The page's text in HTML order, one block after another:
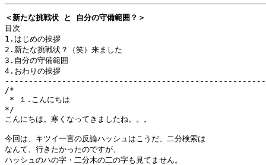
＜新たな挑戦状 と 自分の守備範囲？＞
目次
1.はじめの挨拶
2.新たな挑戦状？（笑）来ました
3.自分の守備範囲
4.おわりの挨拶
/*
* １.こんにちは
*/
こんにちは。寒くなってきましたね。。。
今回は、キツイ一言の反論ハッシュはこうだ、二分検索は
なんて、行きたかったのですが、
ハッシュのハの字・二分木の二の字も見てません。